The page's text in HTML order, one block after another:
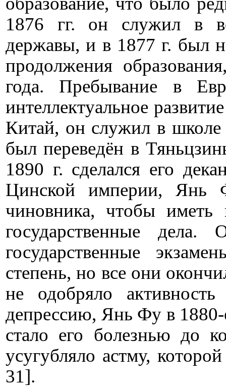
1876 гг. он служил в
державы, и в 1877 г. был
продолжения
года. Пребывание в
интеллектуальное
Китай, он служил в школе
был переведён в
1890 г. сделался его
Цинской империи, Янь
чиновника, чтобы иметь
государственные
государственные
степень, но все они
не одобряло
депрессию, Янь Фу в 1880-
стало его болезнью до
усугубляло астму,
31].